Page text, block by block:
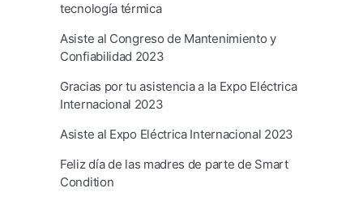
tecnología térmica
Asiste al Congreso de Mantenimiento y
Confiabilidad 2023
Gracias por tu asistencia a la Expo Eléctrica
Internacional 2023
Asiste al Expo Eléctrica Internacional 2023
Feliz día de las madres de parte de Smart
Condition